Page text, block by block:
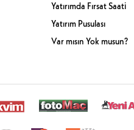
Yatırımda Fırsat Saati
Yatırım Pusulası
Var mısın Yok musun?